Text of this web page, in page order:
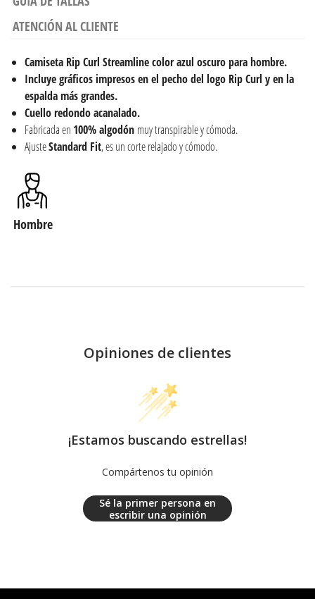
ATENCIÓN AL CLIENTE
Camiseta Rip Curl Streamline color azul oscuro para hombre.
Incluye gráficos impresos en el pecho del logo Rip Curl y en la
espalda más grandes.
Cuello redondo acanalado.
Fabricada en 100% algodón muy transpirable y cómoda.
AjusteStandard Fit, es un corte relajado y cómodo.
Hombre
Opiniones de clientes
¡Estamos buscando estrellas!
Compártenos tu opinión
Sé la primer persona en
escribir una opinión